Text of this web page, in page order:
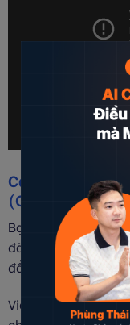
Cách tổng kết
(Cuối chu kỳ)
Bạn đang áp dụng
đã đến lúc tổng
đầu suy nghĩ về
Video này sẽ cung